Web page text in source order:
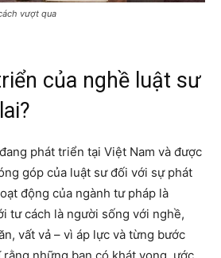
vượt qua
của nghề luật sư
phát triển tại Việt Nam và được
góp của luật sư đối với sự phát
động của ngành tư pháp là
tư cách là người sống với nghề,
vất vả – vì áp lực và từng bước